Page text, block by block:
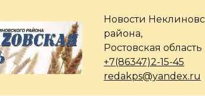
Новости
района,
Ростовская область
+7(86347)2-15-45
redakps@yandex.ru